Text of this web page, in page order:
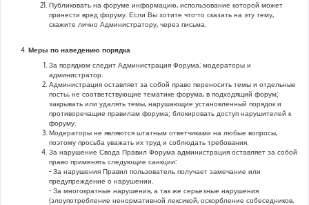
Публиковать на форуме информацию, использование которой может
принести вред форуму. Если Вы хотите что-то сказать на эту тему,
скажите лично Администратору, через письма.
Меры по наведению порядка
За порядком следит Администрация Форума: модераторы и
администратор.
Администрация оставляет за собой право переносить темы и отдельные
посты, не соответствующие тематике форума, в подходящий форум;
закрывать или удалять темы, нарушающие установленный порядок и
противоречащие правилам форума; блокировать доступ нарушителей к
форуму.
Модераторы не являются штатным ответчиками на любые вопросы,
поэтому просьба уважать их труд и соблюдать требования.
За нарушение Свода Правил Форума администрация оставляет за собой
право применять следующие санкции:
- За нарушения Правил пользователь получает замечание или
предупреждение о нарушении.
- За многократные нарушения, а так же серьезные нарушения
(злоупотребление ненормативной лексикой, оскорбление собеседников,